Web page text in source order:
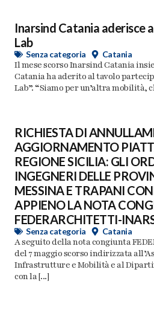
Inarsind Catania aderisce
Lab
Senza categoria Catania
Il mese scorso Inarsind Catania
Catania ha aderito al tavolo
Lab”. “Siamo per un’altra mobilità,
RICHIESTA DI
AGGIORNAMENTO
REGIONE SICILIA: GLI
INGEGNERI DELLE
MESSINA E TRAPANI
APPIENO LA NOTA
FEDERARCHITETTI-
Senza categoria Catania
A seguito della nota congiunta
del 7 maggio scorso indirizzata
Infrastrutture e Mobilità e al
con la [...]